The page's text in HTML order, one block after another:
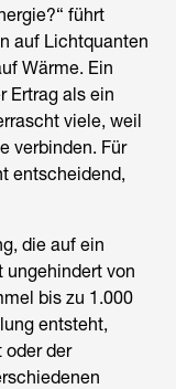
führt
auf Lichtquanten
Wärme. Ein
Ertrag als ein
viele, weil
verbinden. Für
entscheidend,
die auf ein
ungehindert von
bis zu 1.000
entsteht,
oder der